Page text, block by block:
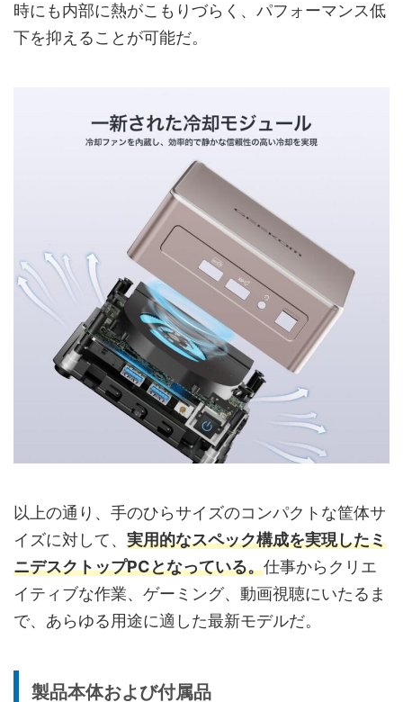
時にも内部に熱がこもりづらく、パフォーマンス低
下を抑えることが可能だ。
以上の通り、手のひらサイズのコンパクトな筐体サ
イズに対して、 実用的なスペック構成を実現したミ
ニデスクトップPCとなっている。仕事からクリエ
イティブな作業、ゲーミング、動画視聴にいたるま
で、あらゆる用途に適した最新モデルだ。
製品本体および付属品